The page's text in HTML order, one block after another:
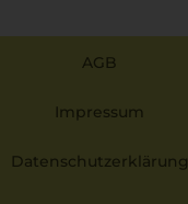
AGB
Impressum
Datenschutzerklärung